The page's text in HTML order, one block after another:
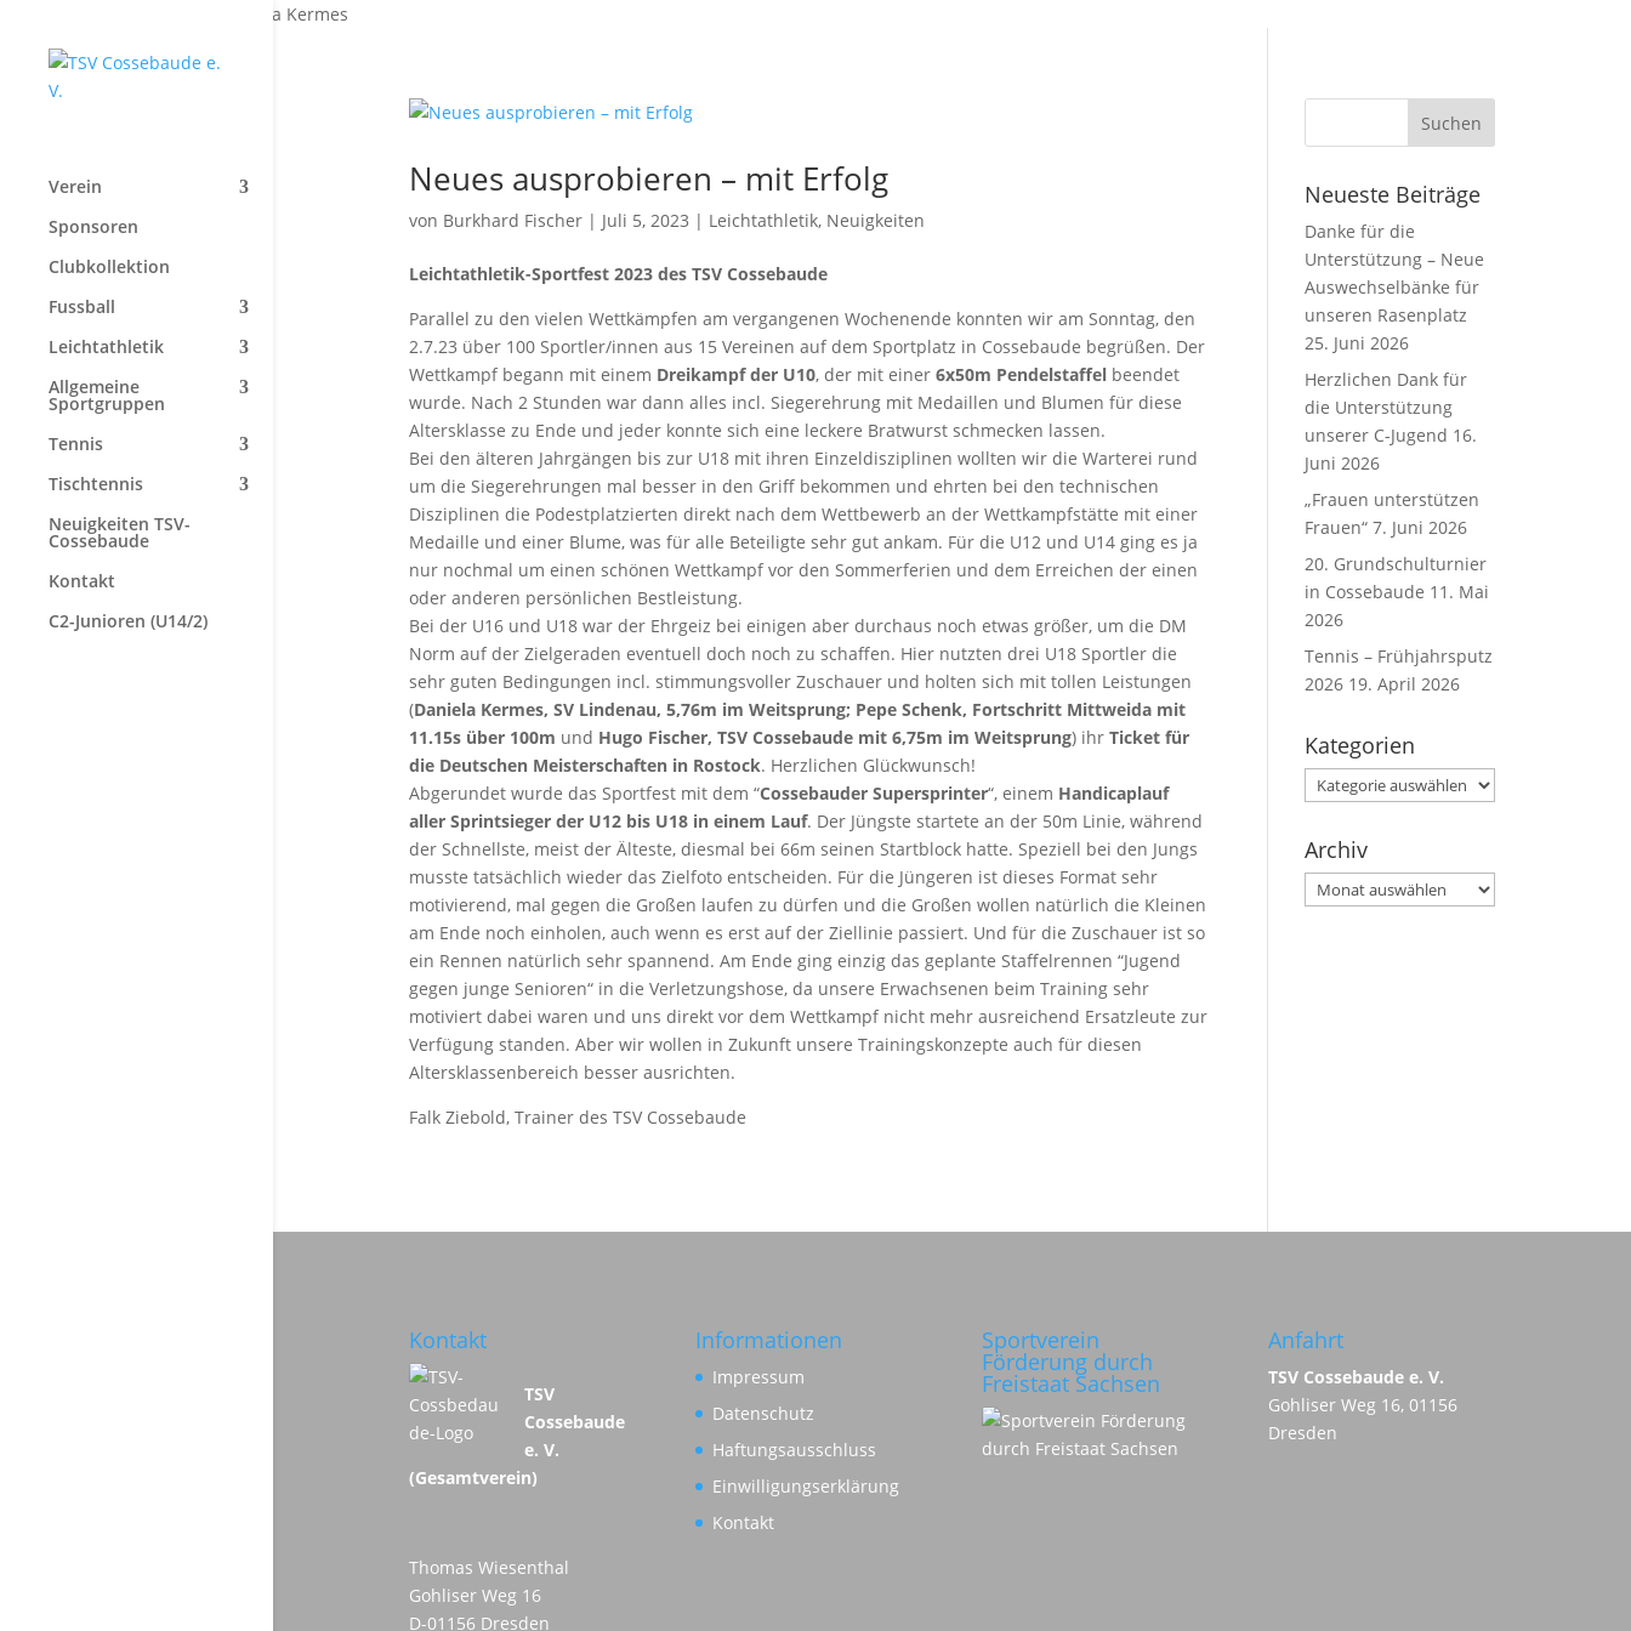
Daniela Kermes
Verein
Sponsoren
Clubkollektion
Fussball
Leichtathletik
Allgemeine
Sportgruppen
Tennis
Tischtennis
Neuigkeiten TSV-
Cossebaude
Kontakt
C2-Junioren (U14/2)
Neues ausprobieren – mit Erfolg
von Burkhard Fischer| Juli 5, 2023 | Leichtathletik, Neuigkeiten
Leichtathletik-Sportfest 2023 des TSV Cossebaude
Parallel zu den vielen Wettkämpfen am vergangenen Wochenende konnten wir am Sonntag, den
2.7.23 über 100 Sportler/innen aus 15 Vereinen auf dem Sportplatz in Cossebaude begrüßen. Der
Wettkampf begann mit einem Dreikampf der U10, der mit einer 6x50m Pendelstaffelbeendet
wurde. Nach 2 Stunden war dann alles incl. Siegerehrung mit Medaillen und Blumen für diese
Altersklasse zu Ende und jeder konnte sich eine leckere Bratwurst schmecken lassen.
Bei den älteren Jahrgängen bis zur U18 mit ihren Einzeldisziplinen wollten wir die Warterei rund
um die Siegerehrungen mal besser in den Griff bekommen und ehrten bei den technischen
Disziplinen die Podestplatzierten direkt nach dem Wettbewerb an der Wettkampfstätte mit einer
Medaille und einer Blume, was für alle Beteiligte sehr gut ankam. Für die U12 und U14 ging es ja
nur nochmal um einen schönen Wettkampf vor den Sommerferien und dem Erreichen der einen
oder anderen persönlichen Bestleistung.
Bei der U16 und U18 war der Ehrgeiz bei einigen aber durchaus noch etwas größer, um die DM
Norm auf der Zielgeraden eventuell doch noch zu schaffen. Hier nutzten drei U18 Sportler die
sehr guten Bedingungen incl. stimmungsvoller Zuschauer und holten sich mit tollen Leistungen
(Daniela Kermes, SV Lindenau, 5,76m im Weitsprung; Pepe Schenk, Fortschritt Mittweida mit
11.15s über 100m und Hugo Fischer, TSV Cossebaude mit 6,75m im Weitsprung) ihr Ticket für
die Deutschen Meisterschaften in Rostock. Herzlichen Glückwunsch!
Abgerundet wurde das Sportfest mit dem “Cossebauder Supersprinter“, einem Handicaplauf
aller Sprintsieger der U12 bis U18 in einem Lauf. Der Jüngste startete an der 50m Linie, während
der Schnellste, meist der Älteste, diesmal bei 66m seinen Startblock hatte. Speziell bei den Jungs
musste tatsächlich wieder das Zielfoto entscheiden. Für die Jüngeren ist dieses Format sehr
motivierend, mal gegen die Großen laufen zu dürfen und die Großen wollen natürlich die Kleinen
am Ende noch einholen, auch wenn es erst auf der Ziellinie passiert. Und für die Zuschauer ist so
ein Rennen natürlich sehr spannend. Am Ende ging einzig das geplante Staffelrennen “Jugend
gegen junge Senioren“ in die Verletzungshose, da unsere Erwachsenen beim Training sehr
motiviert dabei waren und uns direkt vor dem Wettkampf nicht mehr ausreichend Ersatzleute zur
Verfügung standen. Aber wir wollen in Zukunft unsere Trainingskonzepte auch für diesen
Altersklassenbereich besser ausrichten.
Falk Ziebold, Trainer des TSV Cossebaude
Neueste Beiträge
Danke für die
Unterstützung – Neue
Auswechselbänke für
unseren Rasenplatz
25. Juni 2026
Herzlichen Dank für
die Unterstützung
unserer C-Jugend 16.
Juni 2026
„Frauen unterstützen
Frauen“ 7. Juni 2026
20. Grundschulturnier
in Cossebaude 11. Mai
2026
Tennis – Frühjahrsputz
2026 19. April 2026
Kategorien
Kategorien
Archiv
Archiv
Kontakt
TSV
Cossebaude
e. V.
(Gesamtverein)
Thomas Wiesenthal
Gohliser Weg 16
D-01156 Dresden
Informationen
Impressum
Datenschutz
Haftungsausschluss
Einwilligungserklärung
Kontakt
Sportverein
Förderung durch
Freistaat Sachsen
Anfahrt
TSV Cossebaude e. V.
Gohliser Weg 16, 01156
Dresden